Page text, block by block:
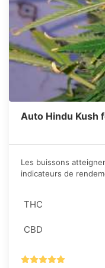
Auto Hindu Kush
Les buissons
indicateurs de
THC
CBD